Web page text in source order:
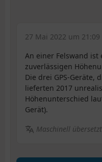
27 Mai 2022 um 21:09
An einer Felswand ist
zuverlässigen
Die drei GPS-Geräte,
lieferten 2017
Höhenunterschied
Gerät).
Maschinell übersetzt